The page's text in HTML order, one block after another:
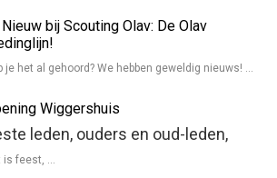
Nieuw bij Scouting Olav: De Olav
je het al gehoord? We hebben geweldig nieuws! …
Wiggershuis
leden, ouders en oud-leden,
is feest, …